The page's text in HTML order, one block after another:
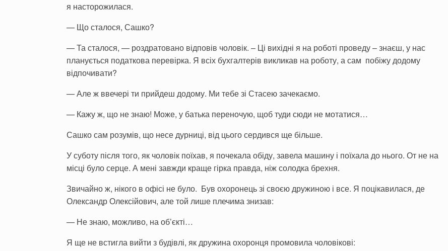
я насторожилася.
— Що сталося, Сашко?
— Та сталося, — роздратовано відповів чоловік. – Ці вихідні я на роботі проведу – знаєш, у нас
планується податкова перевірка. Я всіх бухгалтерів викликав на роботу, а сам побіжу додому
відпочивати?
— Але ж ввечері ти прийдеш додому. Ми тебе зі Стасею зачекаємо.
— Кажу ж, що не знаю! Може, у батька переночую, щоб туди сюди не мотатися…
Сашко сам розумів, що несе дурниці, від цього сердився ще більше.
У суботу після того, як чоловік поїхав, я почекала обіду, завела машину і поїхала до нього. От не на
місці було серце. А мені завжди краще гірка правда, ніж солодка брехня.
Звичайно ж, нікого в офісі не було. Був охоронець зі своєю дружиною і все. Я поцікавилася, де
Олександр Олексійович, але той лише плечима знизав:
— Не знаю, можливо, на об’єкті…
Я ще не встигла вийти з будівлі, як дружина охоронця промовила чоловікові: